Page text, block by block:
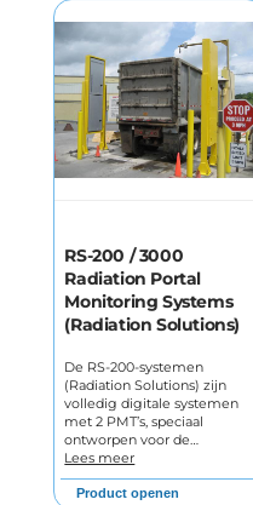
RS-200 / 3000
Radiation Portal
Monitoring Systems
(Radiation Solutions)
De RS-200-systemen
(Radiation Solutions) zijn
volledig digitale systemen
met 2 PMT’s, speciaal
ontworpen voor de…
Lees meer
Product openen